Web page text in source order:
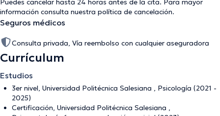
Puedes cancelar hasta 24 horas antes de la cita. Para mayor
información consulta nuestra política de cancelación.
Seguros médicos
Consulta privada, Vía reembolso con cualquier aseguradora
Currículum
Estudios
3er nivel, Universidad Politécnica Salesiana , Psicología (2021 -
2025)
Certificación, Universidad Politécnica Salesiana ,